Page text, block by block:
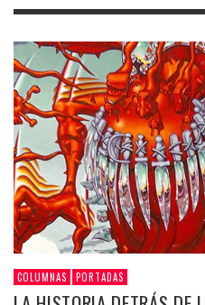
COLUMNAS PORTADAS